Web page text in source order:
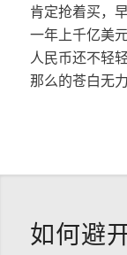
肯定抢着买，
一年上千亿美
人民币还不轻
那么的苍白无力
如何避